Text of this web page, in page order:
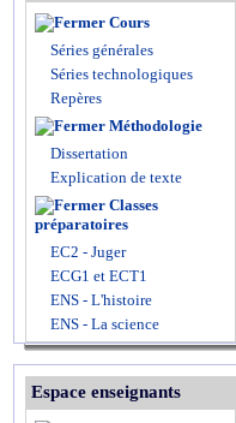
Cours
Séries générales
Séries technologiques
Repères
Méthodologie
Dissertation
Explication de texte
Classes
préparatoires
EC2 - Juger
ECG1 et ECT1
ENS - L'histoire
ENS - La science
Espace enseignants